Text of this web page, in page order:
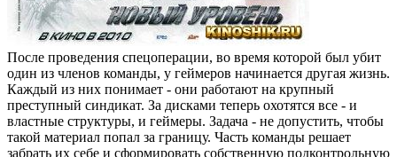
После проведения спецоперации, во время которой был убит
один из членов команды, у геймеров начинается другая жизнь.
Каждый из них понимает - они работают на крупный
преступный синдикат. За дисками теперь охотятся все - и
властные структуры, и геймеры. Задача - не допустить, чтобы
такой материал попал за границу. Часть команды решает
забрать их себе и сформировать собственную подконтрольную